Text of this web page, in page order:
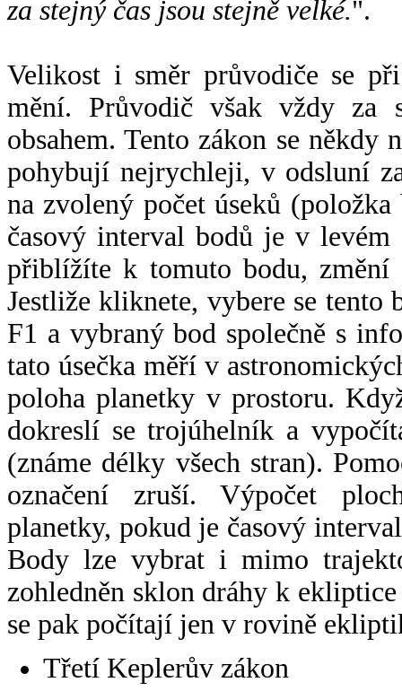
za stejný čas jsou stejně velké.".
Velikost i směr průvodiče se
mění. Průvodič však vždy za
obsahem. Tento zákon se někdy
pohybují nejrychleji, v odsluní
na zvolený počet úseků
časový interval bodů je v
přiblížíte k tomuto bodu,
Jestliže kliknete, vybere se tento
F1 a vybraný bod společně s
tato úsečka měří v
poloha planetky v prostoru.
dokreslí se trojúhelník a
(známe délky všech stran).
označení zruší. Výpočet
planetky, pokud je časový
Body lze vybrat i mimo
zohledněn sklon dráhy k
se pak počítají jen v rovině
Třetí Keplerův zákon